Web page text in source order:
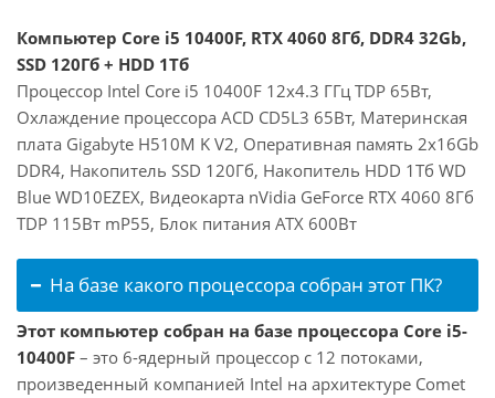
Компьютер Core i5 10400F, RTX 4060 8Гб, DDR4 32Gb,
SSD 120Гб + HDD 1Тб
Процессор Intel Core i5 10400F 12x4.3 ГГц TDP 65Вт,
Охлаждение процессора ACD CD5L3 65Вт, Материнская
плата Gigabyte H510M K V2, Оперативная память 2x16Gb
DDR4, Накопитель SSD 120Гб, Накопитель HDD 1Тб WD
Blue WD10EZEX, Видеокарта nVidia GeForce RTX 4060 8Гб
TDP 115Вт mP55, Блок питания ATX 600Вт
На базе какого процессора собран этот ПК?
Этот компьютер собран на базе процессора Core i5-
10400F – это 6-ядерный процессор с 12 потоками,
произведенный компанией Intel на архитектуре Comet